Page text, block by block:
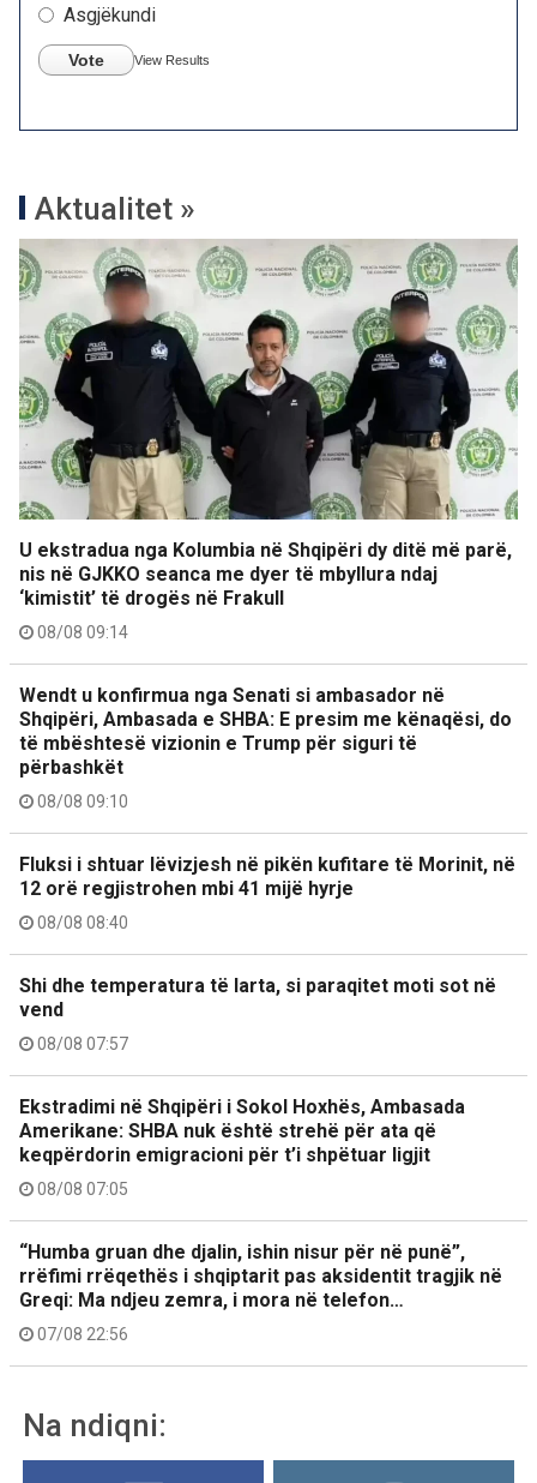
Asgjëkundi
Vote View Results
Aktualitet »
U ekstradua nga Kolumbia në Shqipëri dy ditë më parë,
nis në GJKKO seanca me dyer të mbyllura ndaj
‘kimistit’ të drogës në Frakull
08/08 09:14
Wendt u konfirmua nga Senati si ambasador në
Shqipëri, Ambasada e SHBA: E presim me kënaqësi, do
të mbështesë vizionin e Trump për siguri të
përbashkët
08/08 09:10
Fluksi i shtuar lëvizjesh në pikën kufitare të Morinit, në
12 orë regjistrohen mbi 41 mijë hyrje
08/08 08:40
Shi dhe temperatura të larta, si paraqitet moti sot në
vend
08/08 07:57
Ekstradimi në Shqipëri i Sokol Hoxhës, Ambasada
Amerikane: SHBA nuk është strehë për ata që
keqpërdorin emigracioni për t’i shpëtuar ligjit
08/08 07:05
“Humba gruan dhe djalin, ishin nisur për në punë”,
rrëfimi rrëqethës i shqiptarit pas aksidentit tragjik në
Greqi: Ma ndjeu zemra, i mora në telefon…
07/08 22:56
Na ndiqni: